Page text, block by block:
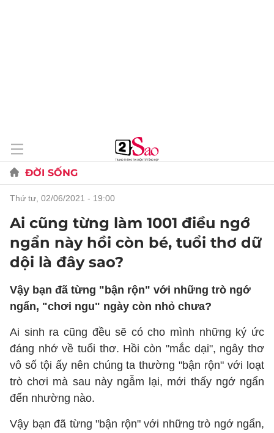
ĐỜI SỐNG
thứ tư, 02/06/2021 - 19:00
Ai cũng từng làm 1001 điều ngớ
ngẩn này hồi còn bé, tuổi thơ dữ
dội là đây sao?
Vậy bạn đã từng "bận rộn" với những trò ngớ
ngẩn, "chơi ngu" ngày còn nhỏ chưa?
Ai sinh ra cũng đều sẽ có cho mình những ký ức
đáng nhớ về tuổi thơ. Hồi còn "mắc dại", ngây thơ
vô số tội ấy nên chúng ta thường "bận rộn" với loạt
trò chơi mà sau này ngẫm lại, mới thấy ngớ ngẩn
đến nhường nào.
Vậy bạn đã từng "bận rộn" với những trò ngớ ngẩn,